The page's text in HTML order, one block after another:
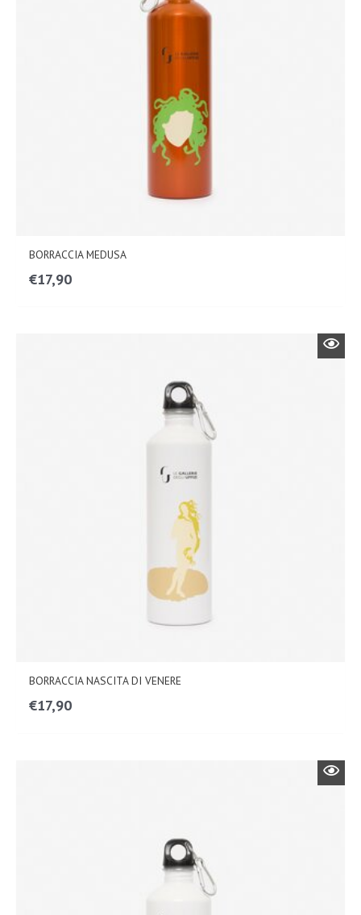
BORRACCIA MEDUSA
€17,90
BORRACCIA NASCITA DI VENERE
€17,90